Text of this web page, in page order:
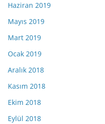
Haziran 2019
Mayıs 2019
Mart 2019
Ocak 2019
Aralık 2018
Kasım 2018
Ekim 2018
Eylül 2018